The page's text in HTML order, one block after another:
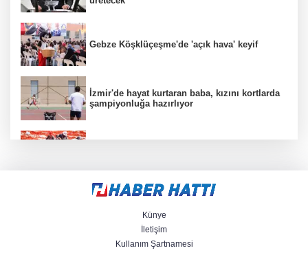
Gebze Köşklüçeşme'de 'açık hava' keyif
İzmir'de hayat kurtaran baba, kızını kortlarda
şampiyonluğa hazırlıyor
başarıya imza attı
Künye
İletişim
Kullanım Şartnamesi